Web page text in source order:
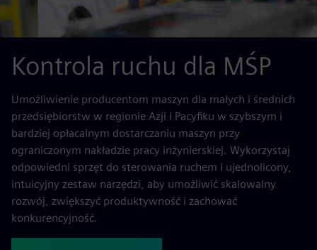
Kontrola ruchu dla MŚP
Umożliwienie producentom maszyn dla małych i średnich
przedsiębiorstw w regionie Azji i Pacyfiku w szybszym i
bardziej opłacalnym dostarczaniu maszyn przy
ograniczonym nakładzie pracy inżynierskiej. Wykorzystaj
odpowiedni sprzęt do sterowania ruchem i ujednolicony,
intuicyjny zestaw narzędzi, aby umożliwić skalowalny
rozwój, zwiększyć produktywność i zachować
konkurencyjność.